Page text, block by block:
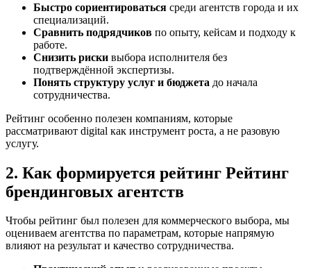
Быстро сориентироваться среди агентств города и их
специализаций.
Сравнить подрядчиков по опыту, кейсам и подходу к
работе.
Снизить риски выбора исполнителя без
подтверждённой экспертизы.
Понять структуру услуг и бюджета до начала
сотрудничества.
Рейтинг особенно полезен компаниям, которые
рассматривают digital как инструмент роста, а не разовую
услугу.
2. Как формируется рейтинг Рейтинг
брендинговых агентств
Чтобы рейтинг был полезен для коммерческого выбора, мы
оцениваем агентства по параметрам, которые напрямую
влияют на результат и качество сотрудничества.